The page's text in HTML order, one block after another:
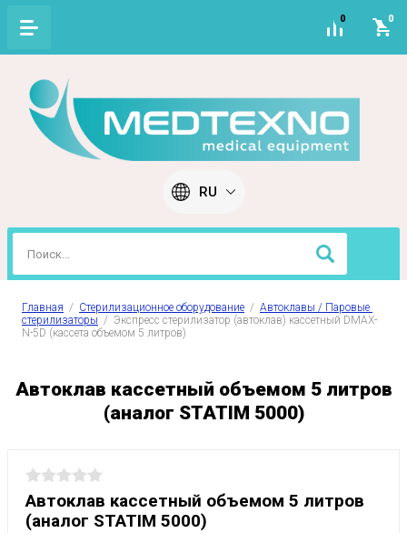
0 0
RU
Главная
  /
Стерилизационное оборудование
  /
Автоклавы / Паровые
стерилизаторы
  /  Экспресс стерилизатор (автоклав) кассетный DMAX-
N-5D (кассета объемом 5 литров)
Автоклав кассетный объемом 5 литров
(аналог STATIM 5000)
Автоклав кассетный объемом 5 литров
(аналог STATIM 5000)